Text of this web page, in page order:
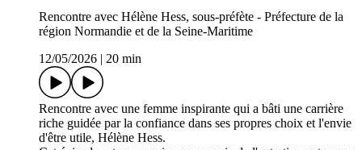
Rencontre avec Hélène Hess, sous-préfète - Préfecture de la
région Normandie et de la Seine-Maritime
12/05/2026
20 min
Rencontre avec une femme inspirante qui a bâti une carrière
riche guidée par la confiance dans ses propres choix et l'envie
d'être utile, Hélène Hess.